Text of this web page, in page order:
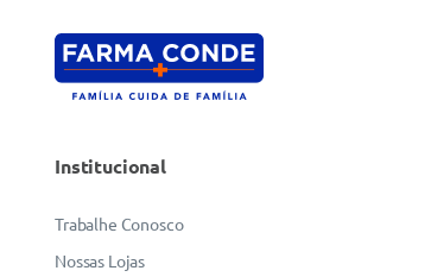
Institucional
Trabalhe Conosco
Nossas Lojas